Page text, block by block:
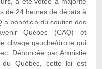
de 24 heures de débats à
a bénéficié du soutien des
Québec (CAQ) et
clivage gauche/droite qui
Dénoncée par Amnistie
du Québec, cette loi est